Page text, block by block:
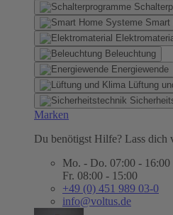
Smart
Beleuchtung
Energiewende
Lüftung
Marken
Du benötigst Hilfe? Lass dich
Mo. - Do. 07:00 - 16:00
Fr. 08:00 - 15:00
+49 (0) 451 989 03-0
info@voltus.de